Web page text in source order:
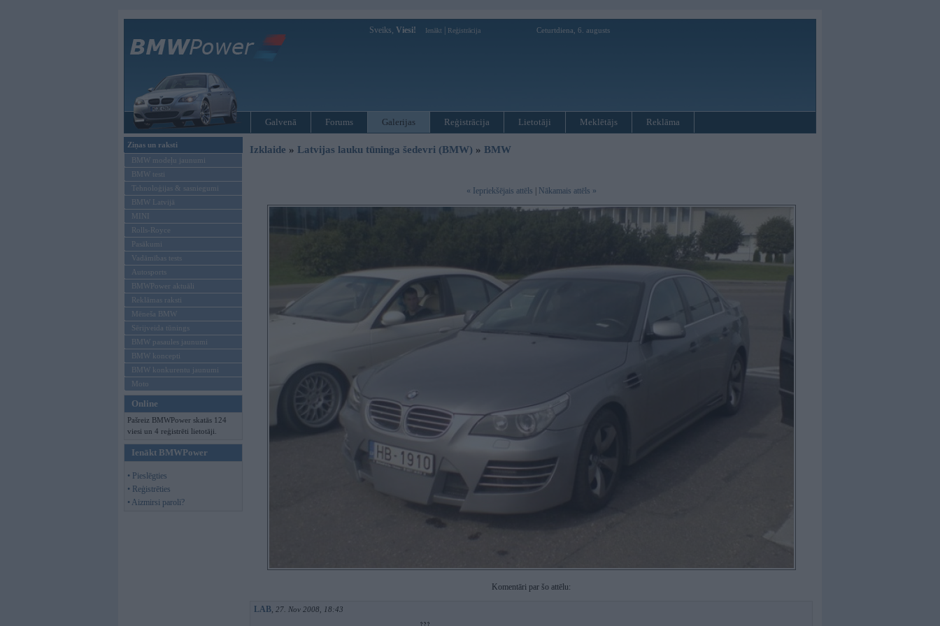
Sveiks, Viesi! Ienākt Reģistrācija Ceturtdiena, 6. augusts
Galvenā Forums Galerijas Reģistrācija Lietotāji Meklētājs Reklāma
Ziņas un raksti
BMW modeļu jaunumi
BMW testi
Tehnoloģijas & sasniegumi
BMW Latvijā
MINI
Rolls-Royce
Pasākumi
Vadāmības tests
Autosports
BMWPower aktuāli
Reklāmas raksti
Mēneša BMW
Sērijveida tūnings
BMW pasaules jaunumi
BMW koncepti
BMW konkurentu jaunumi
Moto
Online
Pašreiz BMWPower skatās 124
viesi un 4 reģistrēti lietotāji.
Ienākt BMWPower
• Pieslēgties
• Reģistrēties
• Aizmirsi paroli?
Izklaide » Latvijas lauku tūninga šedevri (BMW) » BMW
« Iepriekšējais attēls Nākamais attēls »
Komentāri par šo attēlu:
LAB, 27. Nov 2008, 18:43